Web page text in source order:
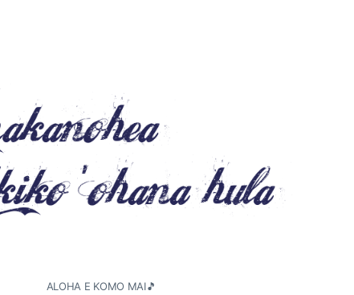
ALOHA E KOMO MAI🎵